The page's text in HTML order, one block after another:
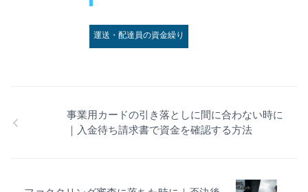
運送・配達員の資金繰り
事業用カードの引き落としに間に合わない時に
｜入金待ち請求書で資金を確認する方法